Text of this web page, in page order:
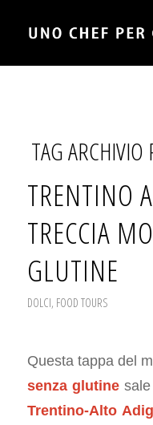
TAG ARCHIVIO
TRENTINO
TRECCIA
GLUTINE
DOLCI, FOOD TOURS
Questa tappa del
senza glutinesale
Trentino-Alto